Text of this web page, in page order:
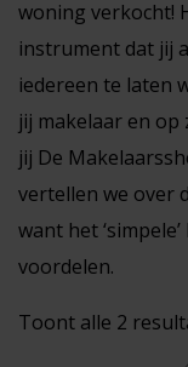
woning verkocht!
instrument dat jij
iedereen te laten
jij makelaar en
jij De
vertellen we over
want het
voordelen.
Toont alle 2